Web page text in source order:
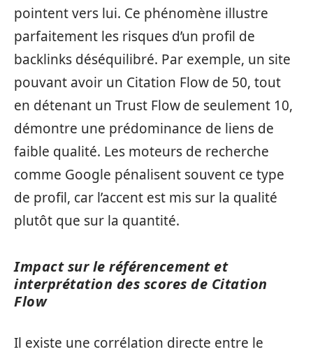
pointent vers lui. Ce phénomène illustre
parfaitement les risques d’un profil de
backlinks déséquilibré. Par exemple, un site
pouvant avoir un Citation Flow de 50, tout
en détenant un Trust Flow de seulement 10,
démontre une prédominance de liens de
faible qualité. Les moteurs de recherche
comme Google pénalisent souvent ce type
de profil, car l’accent est mis sur la qualité
plutôt que sur la quantité.
Impact sur le référencement et
interprétation des scores de Citation
Flow
Il existe une corrélation directe entre le